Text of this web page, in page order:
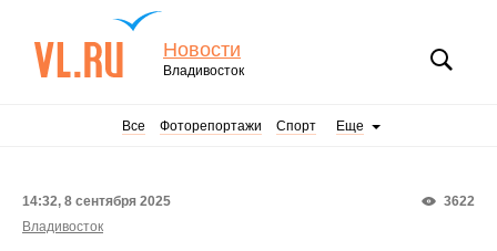
Новости
Владивосток
Все Фоторепортажи Спорт Еще
3622
14:32, 8 сентября 2025
Владивосток